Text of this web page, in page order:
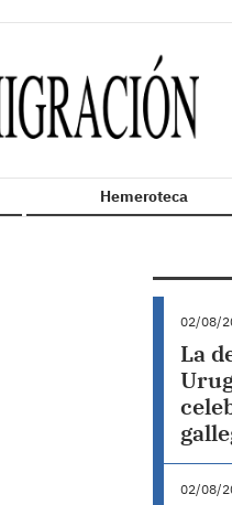
Hemeroteca
02/08/
La
02/08/